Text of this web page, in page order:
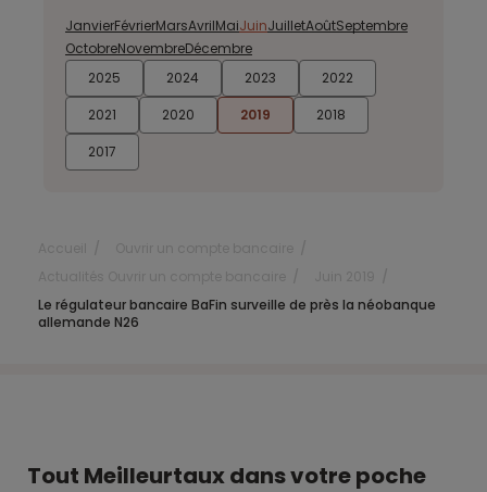
2025 2024 2023
2022
2021
2020 2019
2018
2017
JanvierFévrierMarsAvrilMaiJuinJuilletAoûtSeptembre
OctobreNovembreDécembre
Le régulateur bancaire BaFin surveille de près la néobanque
allemande N26
Tout Meilleurtaux dans votre poche